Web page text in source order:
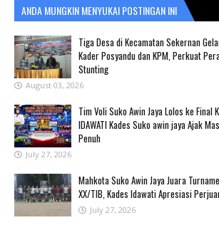
ANDA MUNGKIN MENYUKAI POSTINGAN INI
Tiga Desa di Kecamatan Sekernan
Kader Posyandu dan KPM, Perkuat
Stunting
August 03, 2026
Tim Voli Suko Awin Jaya Lolos ke Final
IDAWATI Kades Suko awin jaya Ajak
Penuh
July 27, 2026
Mahkota Suko Awin Jaya Juara
XX/TIB, Kades Idawati Apresiasi
July 27, 2026